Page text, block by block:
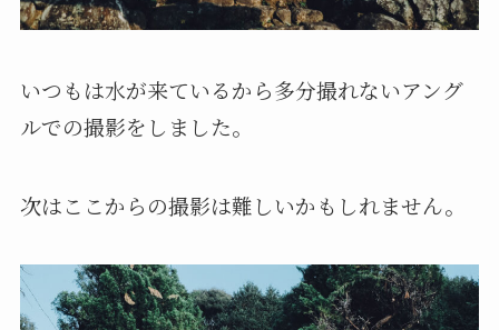
いつもは水が来ているから多分撮れないアング
ルでの撮影をしました。
次はここからの撮影は難しいかもしれません。